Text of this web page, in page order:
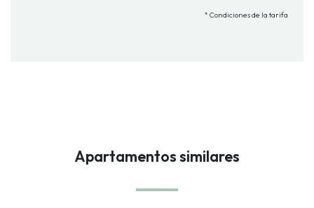
* Condiciones de la tarifa
Apartamentos similares